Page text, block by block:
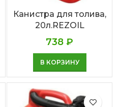
Канистра для толива,
20л.REZOIL
738 ₽
В КОРЗИНУ